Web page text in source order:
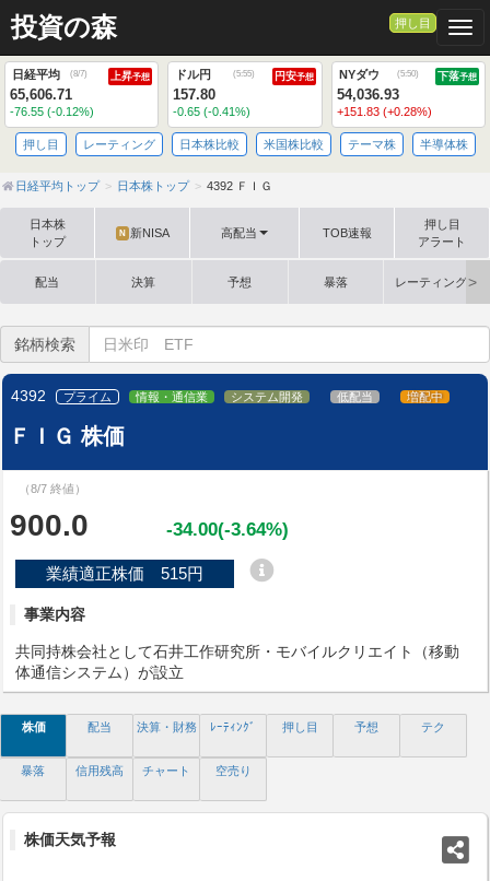
投資の森 押し目
日経平均 (8/7) 上昇予想
65,606.71
-76.55 (-0.12%)
ドル円 (5:55) 円安予想
157.80
-0.65 (-0.41%)
NYダウ (5:50) 下落予想
54,036.93
+151.83 (+0.28%)
押し目 レーティング 日本株比較 米国株比較 テーマ株 半導体株
日経平均トップ 日本株トップ 4392 ＦＩＧ
日本株
トップ
N 新NISA 高配当 TOB速報
押し目
アラート
配当 決算 予想 暴落 レーティング格
銘柄検索
4392 プライム 情報・通信業 システム開発 低配当 増配中
ＦＩＧ 株価
（8/7 終値）
900.0 -34.00(-3.64%)
業績適正株価 515円
事業内容
共同持株会社として石井工作研究所・モバイルクリエイト（移動
体通信システム）が設立
株価 配当 決算・財務 ﾚｰﾃｨﾝｸﾞ 押し目 予想 テク
暴落 信用残高 チャート 空売り
株価天気予報